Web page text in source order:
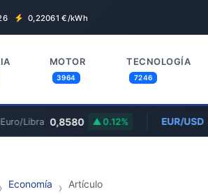
0,22061 €/kWh
MOTOR
3964
TECNOLOGÍA
7246
Libra 0,8580 0.12% EUR/USD
Economía Artículo